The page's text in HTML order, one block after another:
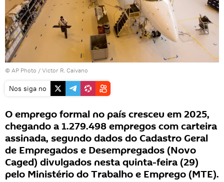
© AP Photo / Victor R. Caivano
Nos siga no
O emprego formal no país cresceu em 2025,
chegando a 1.279.498 empregos com carteira
assinada, segundo dados do Cadastro Geral
de Empregados e Desempregados (Novo
Caged) divulgados nesta quinta-feira (29)
pelo Ministério do Trabalho e Emprego (MTE).